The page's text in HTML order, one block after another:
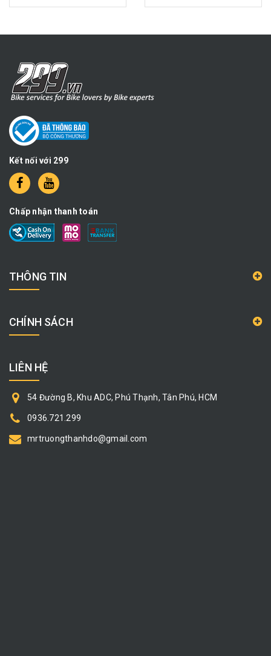
Kết nối với 299
Chấp nhận thanh toán
THÔNG TIN
CHÍNH SÁCH
LIÊN HỆ
54 Đường B, Khu ADC, Phú Thạnh, Tân Phú, HCM
0936.721.299
mrtruongthanhdo@gmail.com